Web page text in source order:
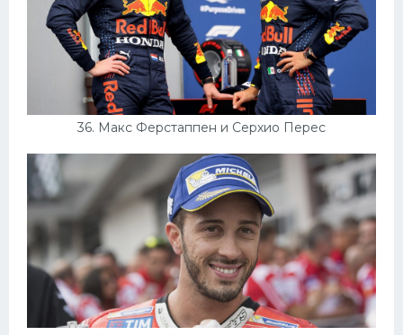
36. Макс Ферстаппен и Серхио Перес